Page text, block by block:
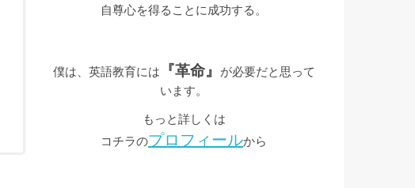
自尊心を得ることに成功する。
僕は、英語教育には 『革命』
が必要だと思って
います。
もっと詳しくは
コチラのプロフィールから